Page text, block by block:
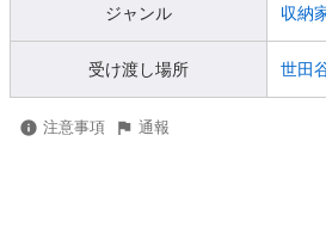
ジャンル 収納
受け渡し場所 世田
注意事項 通報